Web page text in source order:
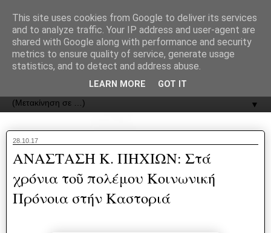
ΟΔΟΣ
▼
28.10.17
ΑΝΑΣΤΑΣΗ Κ. ΠΗΧΙΩΝ: Στά
χρόνια τοῦ πολέμου Κοινωνική
Πρόνοια στήν Καστοριά
This site uses cookies from Google to deliver its services
and to analyze traffic. Your IP address and user-agent are
shared with Google along with performance and security
metrics to ensure quality of service, generate usage
statistics, and to detect and address abuse.
LEARN MORE GOT IT